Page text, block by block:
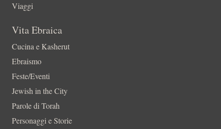
Viaggi
Vita Ebraica
Cucina e Kasherut
Ebraismo
Feste/Eventi
Jewish in the City
Parole di Torah
Personaggi e Storie